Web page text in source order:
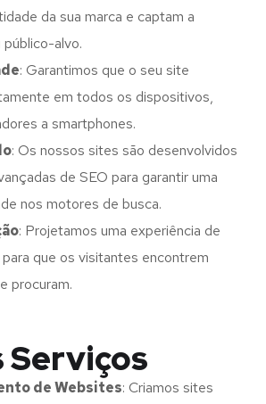
da sua marca e captam a
alvo.
: Garantimos que o seu site
em todos os dispositivos,
a smartphones.
: Os nossos sites são desenvolvidos
de SEO para garantir uma
nos motores de busca.
: Projetamos uma experiência de
que os visitantes encontrem
procuram.
Serviços
de Websites: Criamos sites